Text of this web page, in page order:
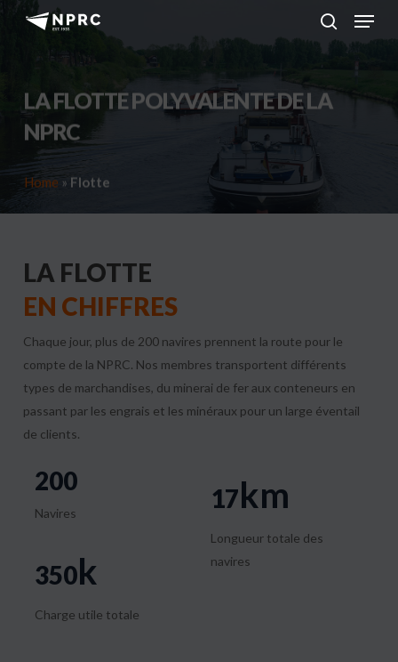
Skip
Menu
LA FLOTTE POLYVALENTE DE LA
NPRC
Home » Flotte
LA FLOTTE
EN CHIFFRES
Chaque jour, plus de 200 navires prennent la route pour le
compte de la NPRC. Nos membres transportent différents
types de marchandises, du minerai de fer aux conteneurs en
passant par les engrais et les minéraux pour un large éventail
de clients.
200
Navires 17km
Longueur totale des
navires
350k
Charge utile totale